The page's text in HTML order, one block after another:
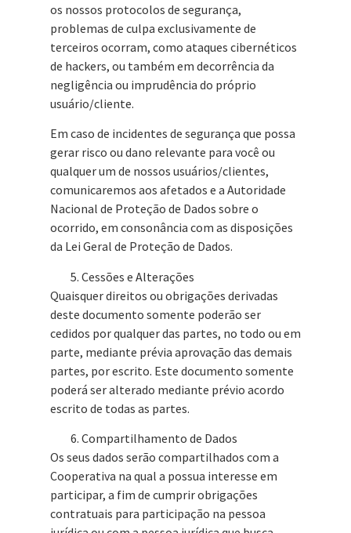
os nossos protocolos de segurança,
problemas de culpa exclusivamente de
terceiros ocorram, como ataques cibernéticos
de hackers, ou também em decorrência da
negligência ou imprudência do próprio
usuário/cliente.
Em caso de incidentes de segurança que possa
gerar risco ou dano relevante para você ou
qualquer um de nossos usuários/clientes,
comunicaremos aos afetados e a Autoridade
Nacional de Proteção de Dados sobre o
ocorrido, em consonância com as disposições
da Lei Geral de Proteção de Dados.
Cessões e Alterações
Quaisquer direitos ou obrigações derivadas
deste documento somente poderão ser
cedidos por qualquer das partes, no todo ou em
parte, mediante prévia aprovação das demais
partes, por escrito. Este documento somente
poderá ser alterado mediante prévio acordo
escrito de todas as partes.
Compartilhamento de Dados
Os seus dados serão compartilhados com a
Cooperativa na qual a possua interesse em
participar, a fim de cumprir obrigações
contratuais para participação na pessoa